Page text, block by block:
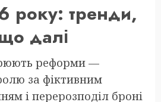
року: тренди,
далі
реформи —
за фіктивним
і перерозподіл броні